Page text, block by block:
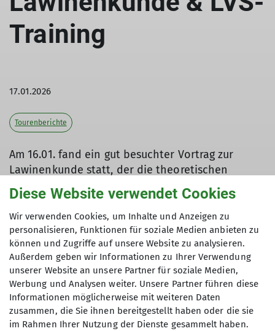
Training
17.01.2026
Tourenberichte
Am 16.01. fand ein gut besuchter Vortrag zur
Lawinenkunde statt, der die theoretischen
Grundlagen für sicheres Verhalten im
winterlichen Gebirge vermittelte. Am 17.01. folgte
der LVS-Kurs bei bestem Wetter im Gelände
hinter der Untere Firstalm.
Beide Veranstaltungen waren sehr gut besucht. Im
LVS-Kurs wurde intensiv praktisch gearbeitet: Vom
strukturierten Suchablauf über Sondieren bis zur
Schaufeltechnik. In den realistischen Szenarien
war deutlich ernsthafter Stress zu spüren – genau
Diese Website verwendet Cookies
Wir verwenden Cookies, um Inhalte und Anzeigen zu
personalisieren, Funktionen für soziale Medien anbieten zu
können und Zugriffe auf unsere Website zu analysieren.
Außerdem geben wir Informationen zu Ihrer Verwendung
unserer Website an unsere Partner für soziale Medien,
Werbung und Analysen weiter. Unsere Partner führen diese
Informationen möglicherweise mit weiteren Daten
zusammen, die Sie ihnen bereitgestellt haben oder die sie
im Rahmen Ihrer Nutzung der Dienste gesammelt haben.